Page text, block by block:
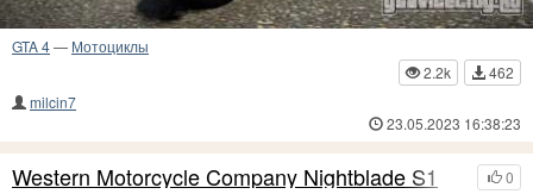
GTA 4— Мотоциклы
2.2k
462
milcin7
23.05.2023 16:38:23
0
Western Motorcycle Company Nightblade S1